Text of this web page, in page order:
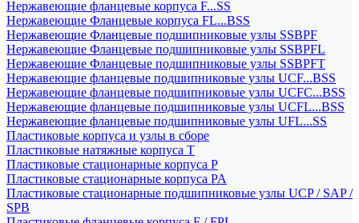
Нержавеющие фланцевые корпуса F...SS
Нержавеющие Фланцевые корпуса FL...BSS
Нержавеющие Фланцевые подшипниковые узлы SSBPF
Нержавеющие Фланцевые подшипниковые узлы SSBPFL
Нержавеющие Фланцевые подшипниковые узлы SSBPFT
Нержавеющие фланцевые подшипниковые узлы UCF...BSS
Нержавеющие фланцевые подшипниковые узлы UCFC...BSS
Нержавеющие фланцевые подшипниковые узлы UCFL...BSS
Нержавеющие фланцевые подшипниковые узлы UFL...SS
Пластиковые корпуса и узлы в сборе
Пластиковые натяжные корпуса T
Пластиковые стационарные корпуса P
Пластиковые стационарные корпуса PA
Пластиковые стационарные подшипниковые узлы UCP / SAP /
SPB